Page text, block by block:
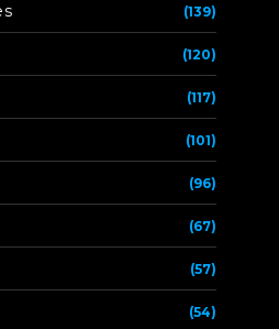
(139)
(120)
(117)
(101)
(96)
(67)
(57)
(54)